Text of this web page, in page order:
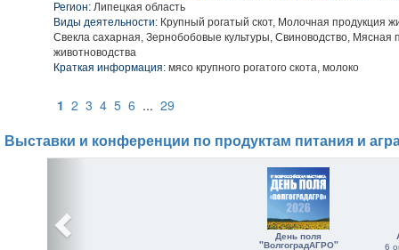
Регион: Липецкая область
Виды деятельности: Крупный рогатый скот, Молочная продукция
Свекла сахарная, Зернобобовые культуры, Свиноводство, Мясная
животноводства
Краткая информация: мясо крупного рогатого скота, молоко
1 2 3 4 5 6 ... 29
Выставки и конференции по продуктам питания и
День поля
"ВолгоградАГРО"
6